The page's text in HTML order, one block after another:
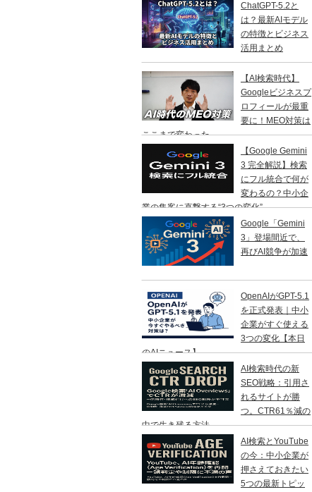
ChatGPT-5.2と
は？最新AIモデル
の特徴とビジネス
活用まとめ
【AI検索時代】
Googleビジネスプ
ロフィールが最重
要に！MEO対策は
ここまで変わった
【Google Gemini
3 完全解説】検索
にフル統合で何が
変わるの？中小企
業の集客に直撃する“3つの変化”
Google「Gemini
3」登場間近で、
再びAI競争が加速
OpenAIがGPT-5.1
を正式発表｜中小
企業がすぐ使える
3つの変化【本日
のAIニュース】
AI検索時代の新
SEO戦略：引用さ
れるサイトが勝
つ。CTR61％減の
中で生き残る方法
AI検索とYouTube
の今：中小企業が
押さえておきたい
5つの最新トピッ